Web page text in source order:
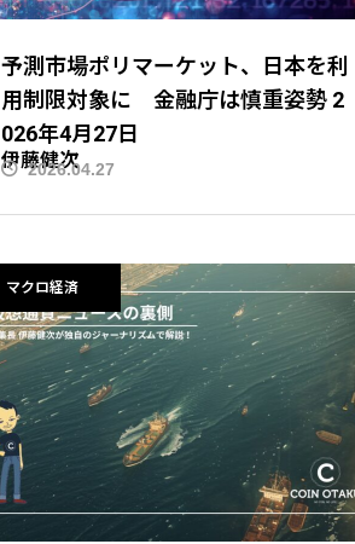
予測市場ポリマーケット、日本を利
用制限対象に 金融庁は慎重姿勢 2
026年4月27日
2026.04.27
伊藤健次
ニュース解説
マクロ経済